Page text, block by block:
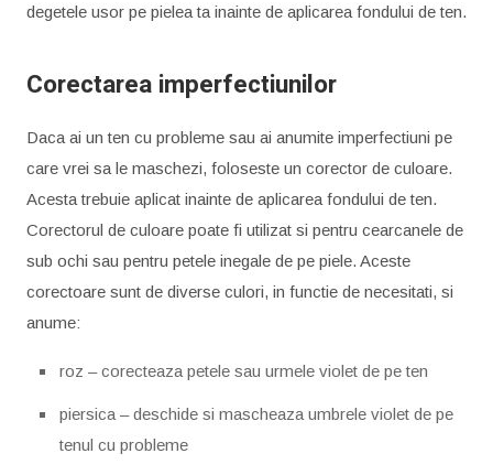
degetele usor pe pielea ta inainte de aplicarea fondului de ten.
Corectarea imperfectiunilor
Daca ai un ten cu probleme sau ai anumite imperfectiuni pe
care vrei sa le maschezi, foloseste un corector de culoare.
Acesta trebuie aplicat inainte de aplicarea fondului de ten.
Corectorul de culoare poate fi utilizat si pentru cearcanele de
sub ochi sau pentru petele inegale de pe piele. Aceste
corectoare sunt de diverse culori, in functie de necesitati, si
anume:
roz – corecteaza petele sau urmele violet de pe ten
piersica – deschide si mascheaza umbrele violet de pe
tenul cu probleme